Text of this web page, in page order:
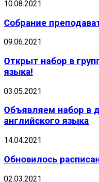
10.08.2021
Собрание
09.06.2021
Открыт набор в
языка!
03.05.2021
Объявляем набор в
английского языка
14.04.2021
Обновилось
02.03.2021